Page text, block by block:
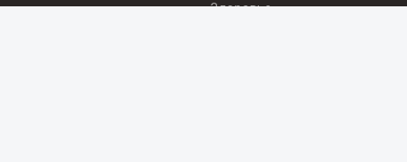
Здоровье